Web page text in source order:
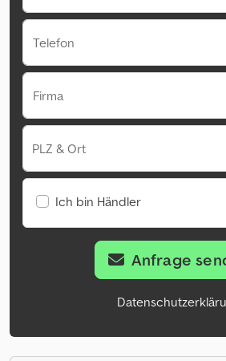
Telefon
Firma
PLZ & Ort
Ich bin Händler
Anfrage